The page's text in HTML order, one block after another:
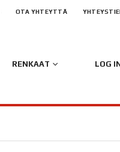
OTA YHTEYTTÄ
RENKAAT LOG